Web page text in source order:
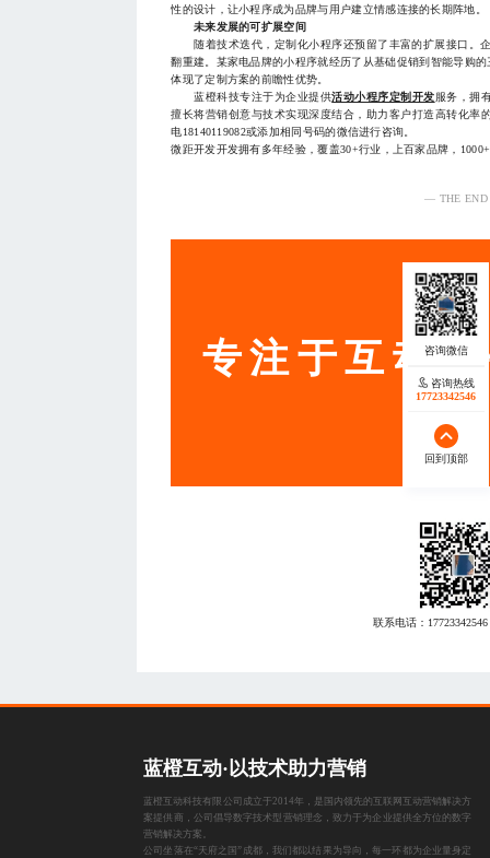
性的设计，让小程序成为品牌与用户建立情感连接的长期阵地。
未来发展的可扩展空间
随着技术迭代，定制化小程序还预留了丰富的扩展接口。
翻重建。某家电品牌的小程序就经历了从基础促销到智能导购
体现了定制方案的前瞻性优势。
蓝橙科技专注于为企业提供活动小程序定制开发 服务，拥
擅长将营销创意与技术实现深度结合，助力客户打造高转化率
电18140119082或添加相同号码的微信进行咨询。
微距开发开发拥有多年经验，覆盖30+行业，上百家品牌，
— THE
服务
专注于互动
联系电话： 17723342546
咨询热线
17723342546
回到顶部
蓝橙互动·以技术助力营销
蓝橙互动科技有限公司成立于2014年，是国内领先的互联网互动营销解决方
案提供商，公司倡导数字技术型营销理念，致力于为企业提供全方位的数字
营销解决方案。
公司坐落在“天府之国”成都，我们都以结果为导向，每一环都为企业量身定